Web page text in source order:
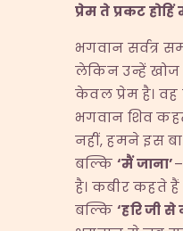
प्रेम ते प्रकट होहिं
भगवान सर्वत्र
लेकिन उन्हें
केवल प्रेम है। वह
भगवान शिव
नहीं, हमने इस
बल्कि ‘मैं जाना’
है। कबीर कहते
बल्कि ‘हरि जी